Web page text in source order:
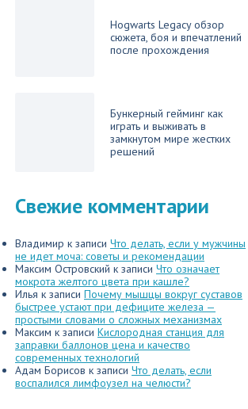
Hogwarts Legacy обзор
сюжета, боя и впечатлений
после прохождения
Бункерный гейминг как
играть и выживать в
замкнутом мире жестких
решений
Свежие комментарии
Владимир к записи Что делать, если у мужчины
не идет моча: советы и рекомендации
Максим Островский к записи Что означает
мокрота желтого цвета при кашле?
Илья к записи Почему мышцы вокруг суставов
быстрее устают при дефиците железа —
простыми словами о сложных механизмах
Максим к записи Кислородная станция для
заправки баллонов цена и качество
современных технологий
Адам Борисов к записи Что делать, если
воспалился лимфоузел на челюсти?